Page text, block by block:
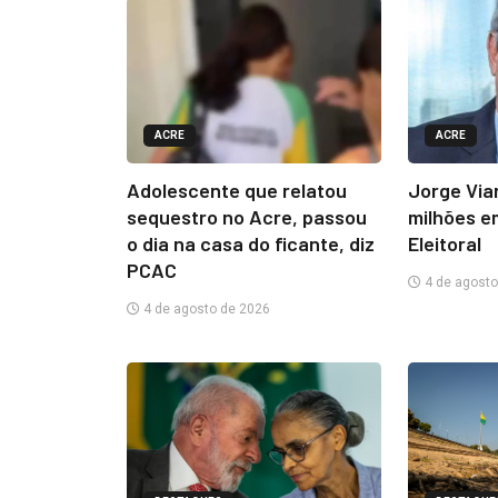
ACRE
Adolescente que relatou
sequestro no Acre, passou
o dia na casa do ficante, diz
PCAC
4 de agosto de 2026
ACRE
Jorge
milhões
Eleitoral
4 de